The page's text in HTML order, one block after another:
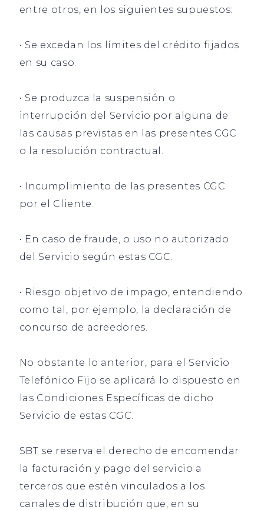
entre otros, en los siguientes supuestos:
• Se excedan los límites del crédito fijados
en su caso.
• Se produzca la suspensión o
interrupción del Servicio por alguna de
las causas previstas en las presentes CGC
o la resolución contractual.
• Incumplimiento de las presentes CGC
por el Cliente.
• En caso de fraude, o uso no autorizado
del Servicio según estas CGC.
• Riesgo objetivo de impago, entendiendo
como tal, por ejemplo, la declaración de
concurso de acreedores.
No obstante lo anterior, para el Servicio
Telefónico Fijo se aplicará lo dispuesto en
las Condiciones Específicas de dicho
Servicio de estas CGC.
SBT se reserva el derecho de encomendar
la facturación y pago del servicio a
terceros que estén vinculados a los
canales de distribución que, en su